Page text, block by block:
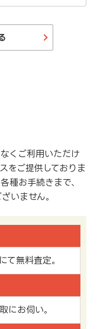
くご利用いただけ
をご提供しておりま
種お手続きまで、
いません。
て無料査定。
にお伺い。